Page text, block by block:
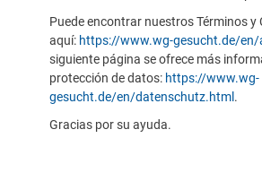
Puede encontrar nuestros Términos y
aquí: https://www.wg-gesucht.de/en/
siguiente página se ofrece más
protección de datos: https://www.wg-
gesucht.de/en/datenschutz.html .
Gracias por su ayuda.